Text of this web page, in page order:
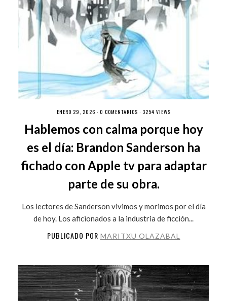
ENERO 29, 2026 · 0 COMENTARIOS · 3254 VIEWS
Hablemos con calma porque hoy
es el día: Brandon Sanderson ha
fichado con Apple tv para adaptar
parte de su obra.
Los lectores de Sanderson vivimos y morimos por el día
de hoy. Los aficionados a la industria de ficción...
PUBLICADO POR MARITXU OLAZABAL